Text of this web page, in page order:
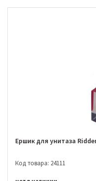
Ершик для унитаза
Код товара: 24111